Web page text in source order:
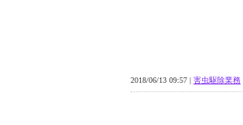
2018/06/13 09:57 | 害虫駆除業務